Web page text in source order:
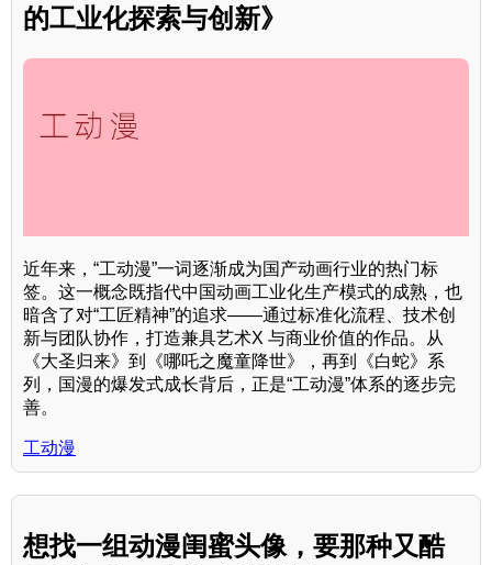
的工业化探索与创新》
近年来，“工动漫”一词逐渐成为国产动画行业的热门标
签。这一概念既指代中国动画工业化生产模式的成熟，也
暗含了对“工匠精神”的追求——通过标准化流程、技术创
新与团队协作，打造兼具艺术X 与商业价值的作品。从
《大圣归来》到《哪吒之魔童降世》，再到《白蛇》系
列，国漫的爆发式成长背后，正是“工动漫”体系的逐步完
善。
工动漫
想找一组动漫闺蜜头像，要那种又酷